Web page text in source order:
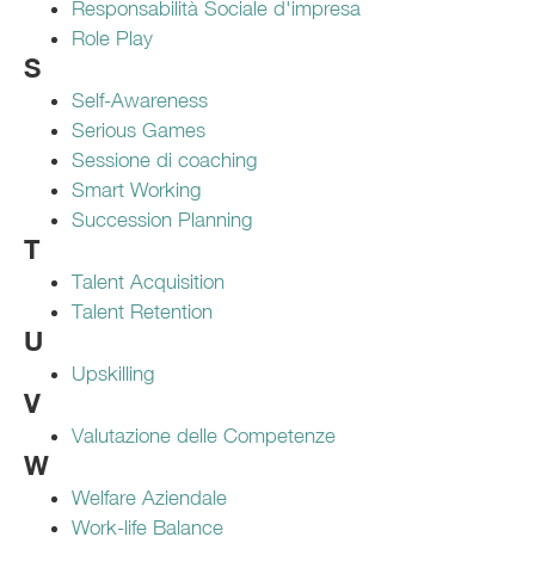
Responsabilità Sociale d'impresa
Role Play
S
Self-Awareness
Serious Games
Sessione di coaching
Smart Working
Succession Planning
T
Talent Acquisition
Talent Retention
U
Upskilling
V
Valutazione delle Competenze
W
Welfare Aziendale
Work-life Balance